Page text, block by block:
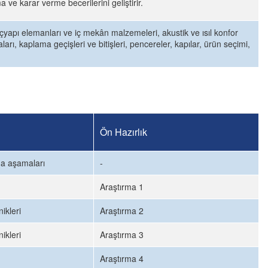
ve karar verme becerilerini geliştirir.
elemanları ve iç mekân malzemeleri, akustik ve ısıl konfor
kaplama geçişleri ve bitişleri, pencereler, kapılar, ürün seçimi,
Ön Hazırlık
aşamaları
-
Araştırma 1
Araştırma 2
Araştırma 3
Araştırma 4